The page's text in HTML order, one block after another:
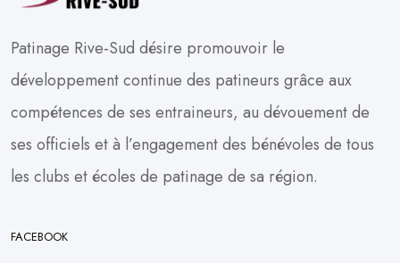
Patinage Rive-Sud désire promouvoir le
développement continue des patineurs grâce aux
compétences de ses entraineurs, au dévouement de
ses officiels et à l’engagement des bénévoles de tous
les clubs et écoles de patinage de sa région.
FACEBOOK